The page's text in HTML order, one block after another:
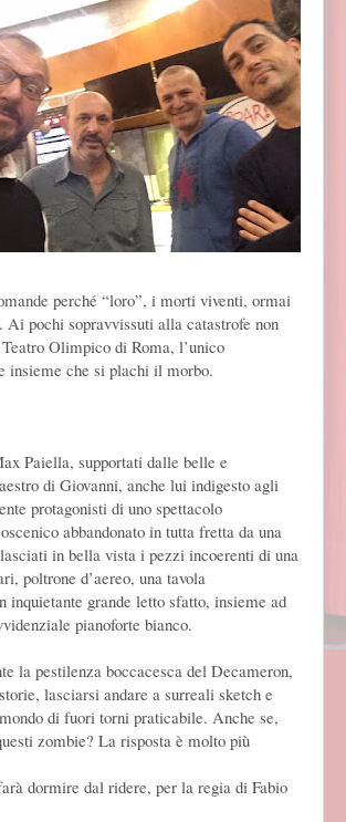
perché “loro”, i morti viventi, ormai
Ai pochi sopravvissuti alla catastrofe non
Olimpico di Roma, l’unico
insieme che si plachi il morbo.
Paiella, supportati dalle belle e
di Giovanni, anche lui indigesto agli
protagonisti di uno spettacolo
abbandonato in tutta fretta da una
in bella vista i pezzi incoerenti di una
poltrone d’aereo, una tavola
inquietante grande letto sfatto, insieme ad
pianoforte bianco.
la pestilenza boccacesca del Decameron,
lasciarsi andare a surreali sketch e
di fuori torni praticabile. Anche se,
zombie? La risposta è molto più
dormire dal ridere, per la regia di Fabio